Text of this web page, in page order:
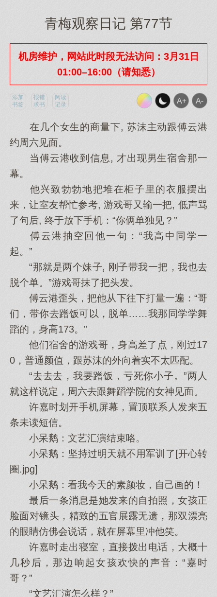
青梅观察日记 第77节
机房维护，网站此时段无法访问：3月31日
01:00–16:00（请知悉）
添加
书签
报错
求书
阅读
记录
在几个女生的商量下, 苏沫主动跟傅云港
约周六见面。
当傅云港收到信息, 才出现男生宿舍那一
幕。
他兴致勃勃地把堆在柜子里的衣服摆出
来，让室友帮忙参考, 游戏哥又输一把, 低声骂
了句后, 终于放下手机：“你俩单独见？”
傅云港抽空回他一句：“我高中同学一
起。”
“那就是两个妹子, 刚子带我一把，我也去
脱个单。”游戏哥抹了把头发。
傅云港歪头，把他从下往下打量一遍：“哥
们，带你去蹭饭可以，脱单……我那同学学舞
蹈的，身高173。”
他们宿舍的游戏哥，身高差了点，刚过17
0，普通颜值，跟苏沫的外向着实不太匹配。
“去去去，我要蹭饭，亏死你小子。”两人
就这样说定，周六去跟舞蹈学院的女神见面。
许嘉时划开手机屏幕，置顶联系人发来五
条未读短信。
小呆鹅：文艺汇演结束咯。
小呆鹅：坚持过明天就不用军训了[开心转
圈.jpg]
小呆鹅：看我今天的素颜妆，自己画的！
最后一条消息是她发来的自拍照，女孩正
脸面对镜头，精致的五官展露无遗，那双漂亮
的眼睛仿佛会说话，就在屏幕里冲他笑。
许嘉时走出寝室，直接拨出电话，大概十
几秒后，那边响起女孩欢快的声音：“嘉时
哥？”
“文艺汇演怎么样？”